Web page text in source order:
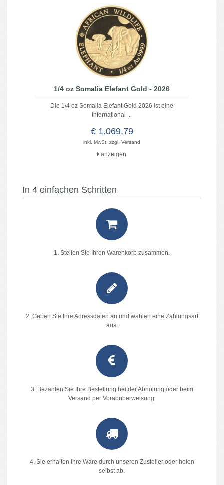
1/4 oz Somalia Elefant Gold - 2026
Die 1/4 oz Somalia Elefant Gold 2026 ist eine
international ...
€ 1.069,79
anzeigen
inkl. MwSt. zzgl. Versand
In 4 einfachen Schritten
1. Stellen Sie Ihren Warenkorb zusammen.
2. Geben Sie Ihre Adressdaten an und wählen eine Zahlungsart
aus.
3. Bezahlen Sie Ihre Bestellung bei der Abholung oder beim
Versand per Vorabüberweisung.
4. Sie erhalten Ihre Ware durch unseren Zusteller oder holen
selbst ab.